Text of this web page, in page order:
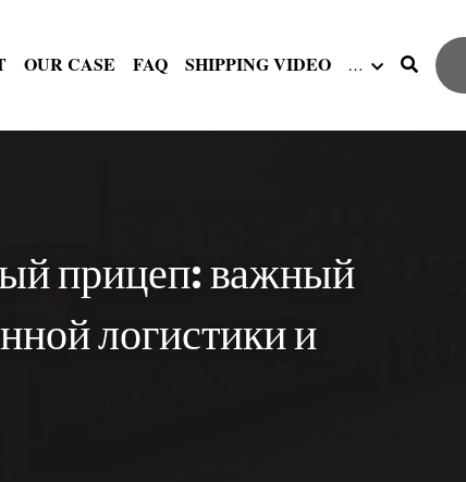
OUR CASE FAQ SHIPPING VIDEO …
прицеп: важный
логистики и